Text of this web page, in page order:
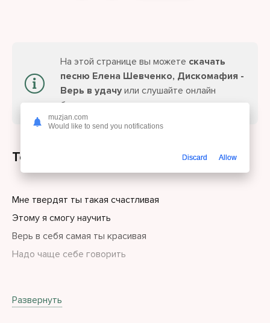
На этой странице вы можете скачать
песню Елена Шевченко, Дискомафия -
Верь в удачу или слушайте онлайн
бесплатно.
Текст песни
Мне твердят ты такая счастливая
Этому я смогу научить
Верь в себя самая ты красивая
Надо чаще себе говорить
И в делах ожидает успех
Развернуть
muzjan.com
Would like to send you notifications
Discard Allow